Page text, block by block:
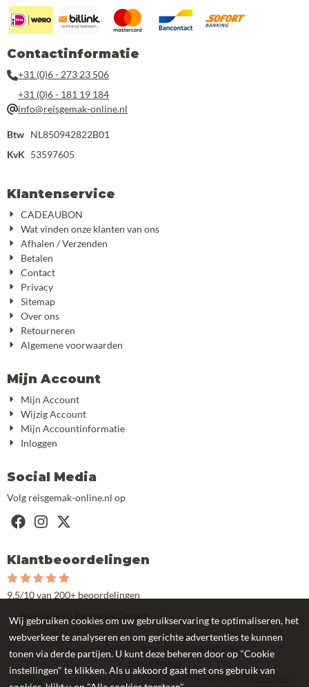
Contactinformatie
+31 (0)6 - 273 23 506
+31 (0)6 - 181 19 184
info@reisgemak-online.nl
Btw NL850942822B01
KvK 53597605
Klantenservice
CADEAUBON
Wat vinden onze klanten van ons
Afhalen / Verzenden
Betalen
Contact
Privacy
Sitemap
Over ons
Retourneren
Algemene voorwaarden
Mijn Account
Mijn Account
Wijzig Account
Mijn Accountinformatie
Inloggen
Social Media
Volg reisgemak-online.nl op
Klantbeoordelingen
9.5/10 van 200+ beoordelingen
Bekijk alle beoordelingen
KvK: 53597605 - Btw: NL850942822B01
Reisgemak-online.nl 9.6/10(296 beoordelingen) op Kiyoh.com
Wij gebruiken cookies om uw gebruikservaring te optimaliseren, het
webverkeer te analyseren en om gerichte advertenties te kunnen
tonen via derde partijen. U kunt deze beheren door op "Cookie
instellingen" te klikken. Als u akkoord gaat met ons gebruik van